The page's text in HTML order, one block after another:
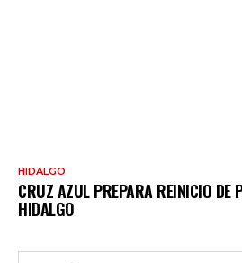
HIDALGO
CRUZ AZUL PREPARA REINICIO DE
HIDALGO